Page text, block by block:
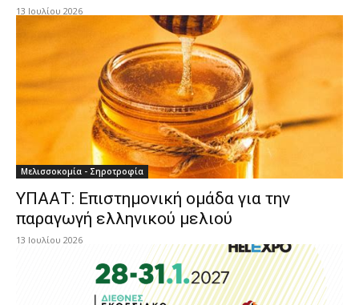
13 Ιουλίου 2026
Μελισσοκομία - Σηροτροφία
ΥΠΑΑΤ: Επιστημονική ομάδα για την
παραγωγή ελληνικού μελιού
13 Ιουλίου 2026